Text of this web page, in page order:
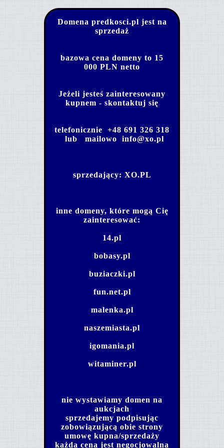
Domena predkosci.pl jest na
sprzedaż
bazowa cena domeny to 15
000 PLN netto
Jeżeli jesteś zainteresowany
kupnem - skontaktuj się
telefonicznie +48 691 326 318
lub mailowo info@xo.pl
sprzedający: XO.PL
inne domeny, które mogą Cię
zainteresować:
14.pl
bobasy.pl
buziaczki.pl
fun.net.pl
malenka.pl
naszemiasta.pl
igomania.pl
witaminer.pl
nie wystawiamy domen na
aukcjach
sprzedajemy podpisując
zobowiązującą obie strony
umowę kupna/sprzedaży
każda cena jest negocjowalna